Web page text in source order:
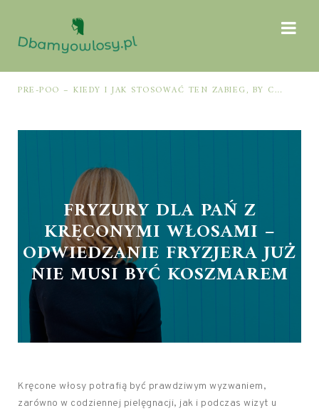
PRE-POO – KIEDY I JAK STOSOWAĆ TEN ZABIEG, BY CHRONIĆ I NAWILŻAĆ WŁOSY PRZED MYCIEM SZAMPONEM
FRYZURY DLA PAŃ Z
KRĘCONYMI WŁOSAMI –
ODWIEDZANIE FRYZJERA JUŻ
NIE MUSI BYĆ KOSZMAREM
Kręcone włosy potrafią być prawdziwym wyzwaniem,
zarówno w codziennej pielęgnacji, jak i podczas wizyt u